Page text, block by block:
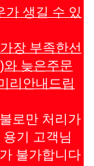
가 생길 수 있
가장 부족한선
와 늦은주문
리안내드립
로만 처리가
기 고객님
불가합니다